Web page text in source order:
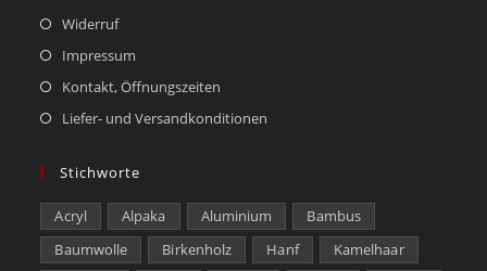
Widerruf
Impressum
Kontakt, Öffnungszeiten
Liefer- und Versandkonditionen
Stichworte
Acryl Alpaka Aluminium
Bambus
Baumwolle
Birkenholz Hanf
Kamelhaar